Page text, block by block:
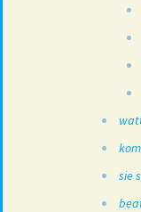
sie